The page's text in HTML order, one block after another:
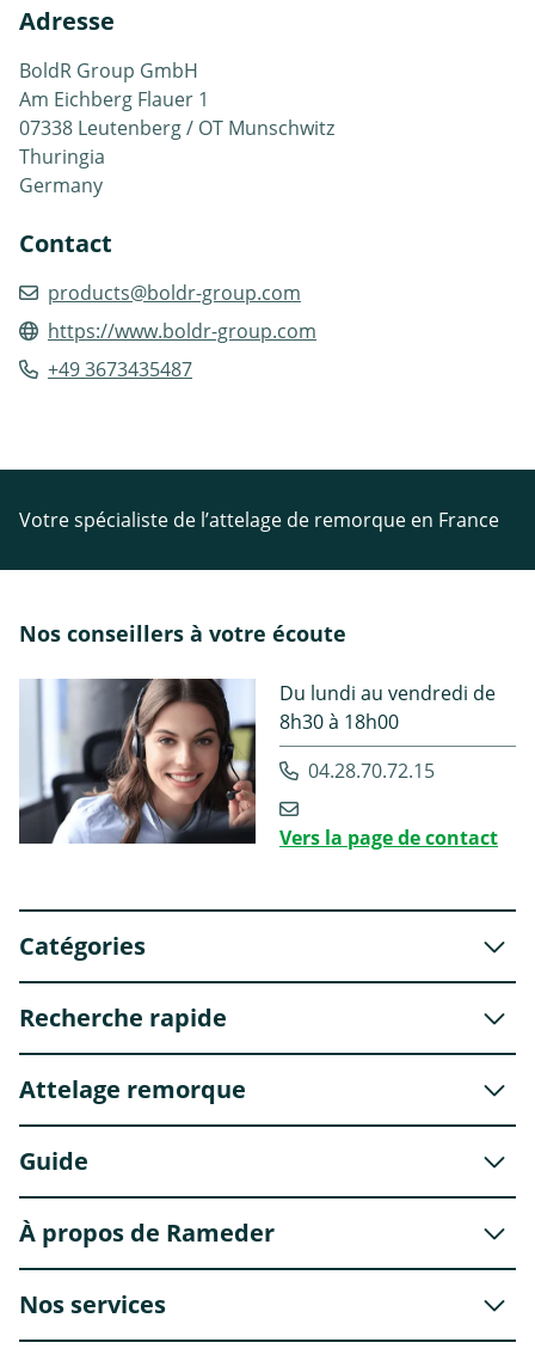
Adresse
BoldR Group GmbH
Am Eichberg Flauer 1
07338 Leutenberg / OT Munschwitz
Thuringia
Germany
Contact
products@boldr-group.com
https://www.boldr-group.com
+49 3673435487
Votre spécialiste de l’attelage de remorque en France
Nos conseillers à votre écoute
Du lundi au vendredi de
8h30 à 18h00
04.28.70.72.15
Vers la page de contact
Catégories
Recherche rapide
Attelage remorque
Guide
À propos de Rameder
Nos services